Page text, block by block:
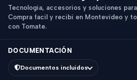
Tecnologia, accesorios y soluciones
Compra facil y recibi en Montevideo y
con Tomate.
DOCUMENTACIÓN
Documentos incluidos